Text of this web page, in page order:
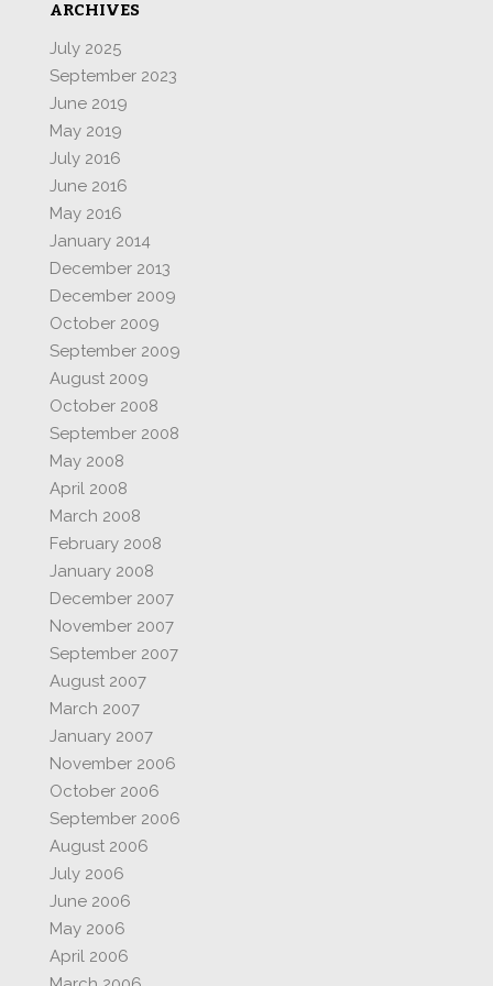
ARCHIVES
July 2025
September 2023
June 2019
May 2019
July 2016
June 2016
May 2016
January 2014
December 2013
December 2009
October 2009
September 2009
August 2009
October 2008
September 2008
May 2008
April 2008
March 2008
February 2008
January 2008
December 2007
November 2007
September 2007
August 2007
March 2007
January 2007
November 2006
October 2006
September 2006
August 2006
July 2006
June 2006
May 2006
April 2006